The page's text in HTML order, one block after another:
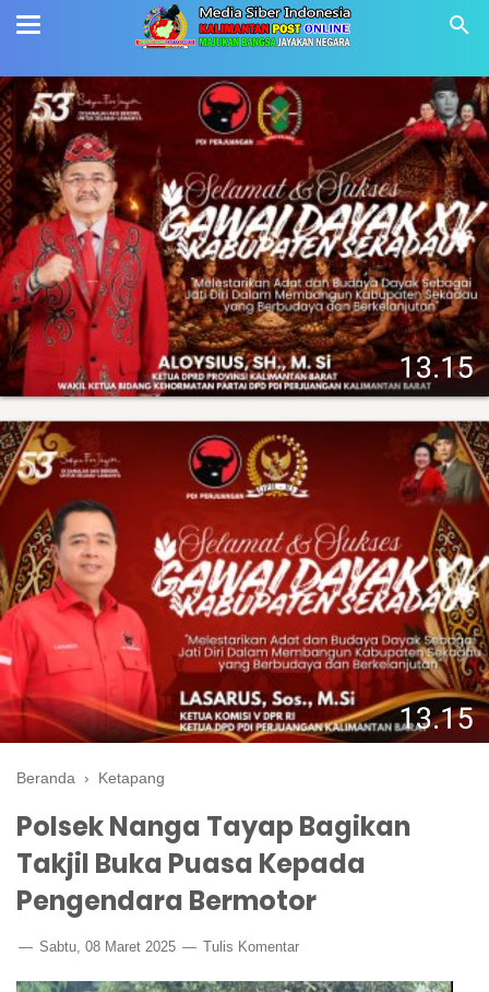
Beranda › Ketapang
Polsek Nanga Tayap Bagikan
Takjil Buka Puasa Kepada
Pengendara Bermotor
Sabtu, 08 Maret 2025 Tulis Komentar